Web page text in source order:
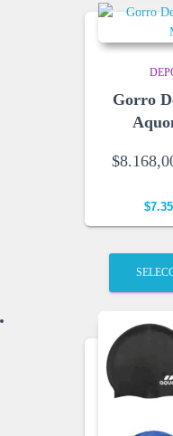
r
l
s
ú
l
i
o
Gorro
$
$